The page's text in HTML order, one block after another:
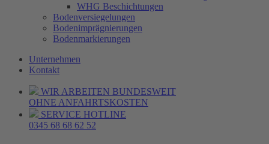
WHG Beschichtungen
Bodenversiegelungen
Bodenimprägnierungen
Bodenmarkierungen
Unternehmen
Kontakt
WIR ARBEITEN BUNDESWEIT
OHNE ANFAHRTSKOSTEN
SERVICE HOTLINE
0345 68 68 62 52